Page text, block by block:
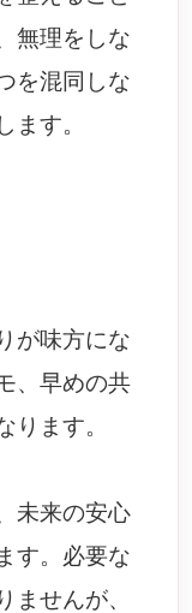
無理をしな
を混同しな
ます。
が味方にな
、早めの共
ります。
未来の安心
す。必要な
ませんが、